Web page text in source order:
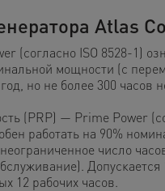
Atlas
ISO 8528-1)
мощности (с
но не более 300 часов
(PRP) — Prime Power
работать на 90%
число
Допускается
12 рабочих часов.